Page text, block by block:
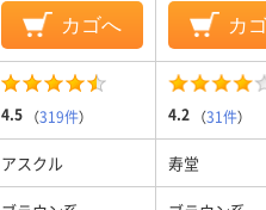
カゴへ カ
4.5 （319件） 4.2 （31件）
アスクル 寿堂